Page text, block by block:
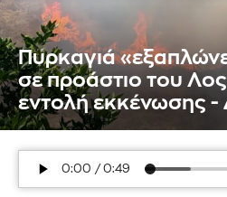
Πυρκαγιά
σε προάστιο του
εντολή εκκένωσης -